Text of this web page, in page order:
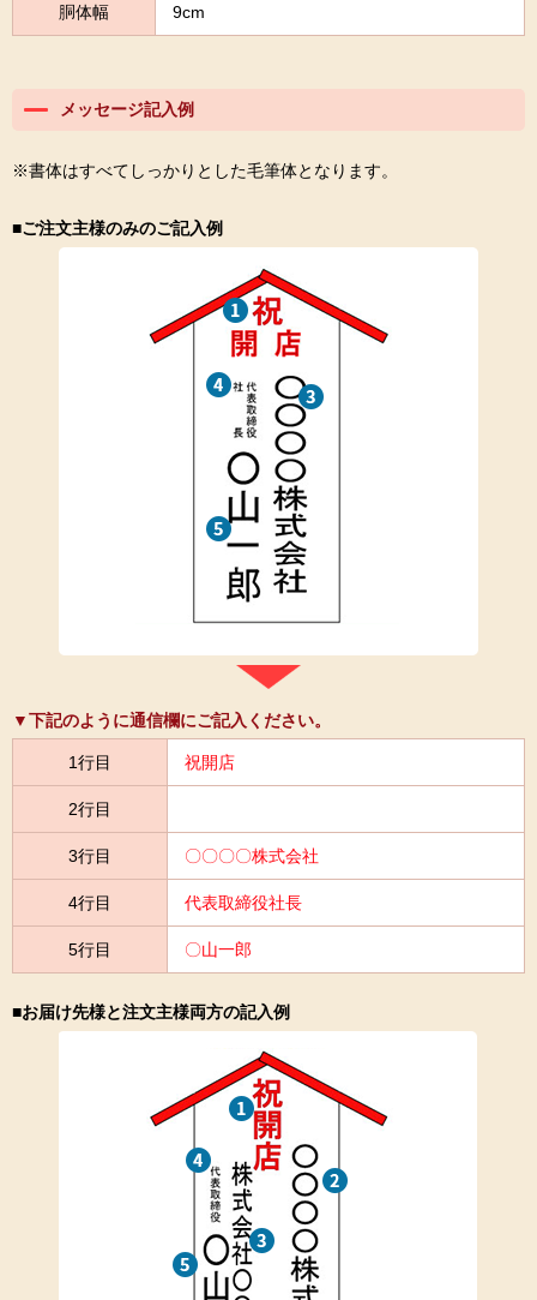
胴体幅 9cm
メッセージ記入例
※書体はすべてしっかりとした毛筆体となります。
■ご注文主様のみのご記入例
▼下記のように通信欄にご記入ください。
1行目 祝開店
2行目
3行目 〇〇〇〇株式会社
4行目 代表取締役社長
5行目 〇山一郎
■お届け先様と注文主様両方の記入例